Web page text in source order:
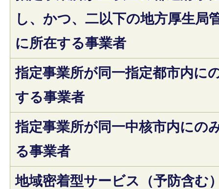
し、かつ、二以下の地方厚生局
に所在する事業者
指定事業所が同一指定都市内に
する事業者
指定事業所が同一中核市内にの
る事業者
地域密着型サービス（予防含む